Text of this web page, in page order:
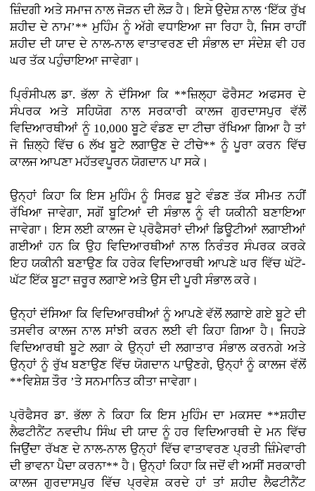
ਜ਼ਿੰਦਗੀ ਅਤੇ ਸਮਾਜ ਨਾਲ ਜੋੜਨ ਦੀ ਲੋੜ ਹੈ। ਇਸੇ ਉਦੇਸ਼ ਨਾਲ ‘ਇੱਕ ਰੁੱਖ
ਸ਼ਹੀਦ ਦੇ ਨਾਮ’** ਮੁਹਿੰਮ ਨੂੰ ਅੱਗੇ ਵਧਾਇਆ ਜਾ ਰਿਹਾ ਹੈ, ਜਿਸ ਰਾਹੀਂ
ਸ਼ਹੀਦ ਦੀ ਯਾਦ ਦੇ ਨਾਲ-ਨਾਲ ਵਾਤਾਵਰਣ ਦੀ ਸੰਭਾਲ ਦਾ ਸੰਦੇਸ਼ ਵੀ ਹਰ
ਘਰ ਤੱਕ ਪਹੁੰਚਾਇਆ ਜਾਵੇਗਾ।
ਪ੍ਰਿੰਸੀਪਲ ਡਾ. ਭੱਲਾ ਨੇ ਦੱਸਿਆ ਕਿ **ਜ਼ਿਲ੍ਹਾ ਫੋਰੈਸਟ ਅਫਸਰ ਦੇ
ਸੰਪਰਕ ਅਤੇ ਸਹਿਯੋਗ ਨਾਲ ਸਰਕਾਰੀ ਕਾਲਜ ਗੁਰਦਾਸਪੁਰ ਵੱਲੋਂ
ਵਿਦਿਆਰਥੀਆਂ ਨੂੰ 10,000 ਬੂਟੇ ਵੰਡਣ ਦਾ ਟੀਚਾ ਰੱਖਿਆ ਗਿਆ ਹੈ ਤਾਂ
ਜੋ ਜ਼ਿਲ੍ਹੇ ਵਿੱਚ 6 ਲੱਖ ਬੂਟੇ ਲਗਾਉਣ ਦੇ ਟੀਚੇ** ਨੂੰ ਪੂਰਾ ਕਰਨ ਵਿੱਚ
ਕਾਲਜ ਆਪਣਾ ਮਹੱਤਵਪੂਰਨ ਯੋਗਦਾਨ ਪਾ ਸਕੇ।
ਉਨ੍ਹਾਂ ਕਿਹਾ ਕਿ ਇਸ ਮੁਹਿੰਮ ਨੂੰ ਸਿਰਫ਼ ਬੂਟੇ ਵੰਡਣ ਤੱਕ ਸੀਮਤ ਨਹੀਂ
ਰੱਖਿਆ ਜਾਵੇਗਾ, ਸਗੋਂ ਬੂਟਿਆਂ ਦੀ ਸੰਭਾਲ ਨੂੰ ਵੀ ਯਕੀਨੀ ਬਣਾਇਆ
ਜਾਵੇਗਾ। ਇਸ ਲਈ ਕਾਲਜ ਦੇ ਪ੍ਰੋਫੈਸਰਾਂ ਦੀਆਂ ਡਿਊਟੀਆਂ ਲਗਾਈਆਂ
ਗਈਆਂ ਹਨ ਕਿ ਉਹ ਵਿਦਿਆਰਥੀਆਂ ਨਾਲ ਨਿਰੰਤਰ ਸੰਪਰਕ ਕਰਕੇ
ਇਹ ਯਕੀਨੀ ਬਣਾਉਣ ਕਿ ਹਰੇਕ ਵਿਦਿਆਰਥੀ ਆਪਣੇ ਘਰ ਵਿੱਚ ਘੱਟੋ-
ਘੱਟ ਇੱਕ ਬੂਟਾ ਜ਼ਰੂਰ ਲਗਾਏ ਅਤੇ ਉਸ ਦੀ ਪੂਰੀ ਸੰਭਾਲ ਕਰੇ।
ਉਨ੍ਹਾਂ ਦੱਸਿਆ ਕਿ ਵਿਦਿਆਰਥੀਆਂ ਨੂੰ ਆਪਣੇ ਵੱਲੋਂ ਲਗਾਏ ਗਏ ਬੂਟੇ ਦੀ
ਤਸਵੀਰ ਕਾਲਜ ਨਾਲ ਸਾਂਝੀ ਕਰਨ ਲਈ ਵੀ ਕਿਹਾ ਗਿਆ ਹੈ। ਜਿਹੜੇ
ਵਿਦਿਆਰਥੀ ਬੂਟੇ ਲਗਾ ਕੇ ਉਨ੍ਹਾਂ ਦੀ ਲਗਾਤਾਰ ਸੰਭਾਲ ਕਰਨਗੇ ਅਤੇ
ਉਨ੍ਹਾਂ ਨੂੰ ਰੁੱਖ ਬਣਾਉਣ ਵਿੱਚ ਯੋਗਦਾਨ ਪਾਉਣਗੇ, ਉਨ੍ਹਾਂ ਨੂੰ ਕਾਲਜ ਵੱਲੋਂ
**ਵਿਸ਼ੇਸ਼ ਤੌਰ ’ਤੇ ਸਨਮਾਨਿਤ ਕੀਤਾ ਜਾਵੇਗਾ।
ਪ੍ਰੋਫੈਸਰ ਡਾ. ਭੱਲਾ ਨੇ ਕਿਹਾ ਕਿ ਇਸ ਮੁਹਿੰਮ ਦਾ ਮਕਸਦ **ਸ਼ਹੀਦ
ਲੈਫਟੀਨੈਂਟ ਨਵਦੀਪ ਸਿੰਘ ਦੀ ਯਾਦ ਨੂੰ ਹਰ ਵਿਦਿਆਰਥੀ ਦੇ ਮਨ ਵਿੱਚ
ਜਿਉਂਦਾ ਰੱਖਣ ਦੇ ਨਾਲ-ਨਾਲ ਉਨ੍ਹਾਂ ਵਿੱਚ ਵਾਤਾਵਰਣ ਪ੍ਰਤੀ ਜ਼ਿੰਮੇਵਾਰੀ
ਦੀ ਭਾਵਨਾ ਪੈਦਾ ਕਰਨਾ** ਹੈ। ਉਨ੍ਹਾਂ ਕਿਹਾ ਕਿ ਜਦੋਂ ਵੀ ਅਸੀਂ ਸਰਕਾਰੀ
ਕਾਲਜ ਗੁਰਦਾਸਪੁਰ ਵਿੱਚ ਪ੍ਰਵੇਸ਼ ਕਰਦੇ ਹਾਂ ਤਾਂ ਸ਼ਹੀਦ ਲੈਫਟੀਨੈਂਟ